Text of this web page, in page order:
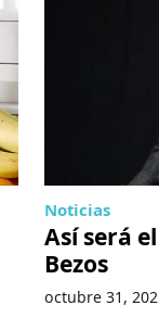
Noticias
Así será
Bezos
octubre 31,